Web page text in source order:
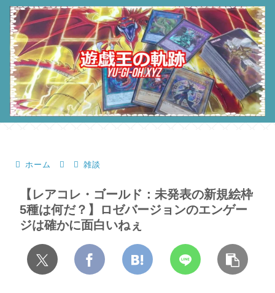
ホーム 雑談
【レアコレ・ゴールド：未発表の新規絵枠
5種は何だ？】ロゼバージョンのエンゲー
ジは確かに面白いねぇ